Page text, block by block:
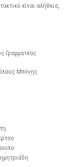
είναι αλήθεια,
Μπόνης